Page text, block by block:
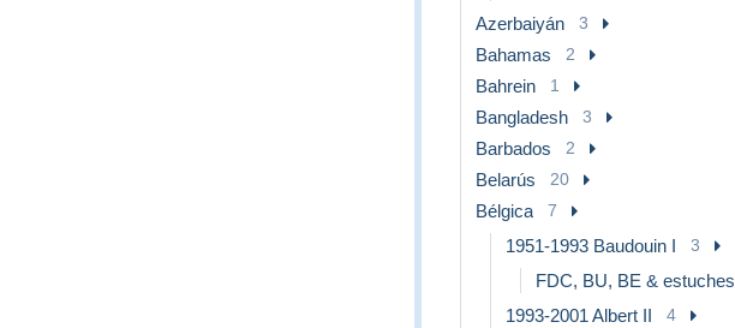
Azerbaiyán 3
Bahamas 2
Bahrein 1
Bangladesh 3
Barbados 2
Belarús 20
Bélgica 7
1951-1993 Baudouin I 3
FDC, BU, BE & estuches
1993-2001 Albert II 4